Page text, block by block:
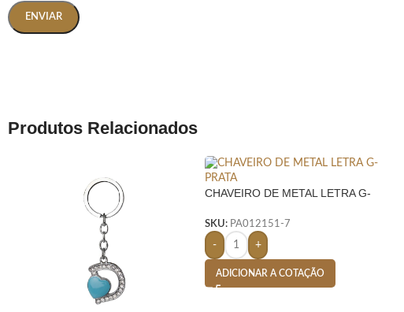
Produtos Relacionados
CHAVEIRO DE METAL LETRA G-
SKU: PA012151-7
- +
ADICIONAR A COTAÇÃO